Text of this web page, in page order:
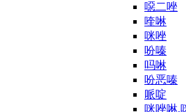
噁二唑
喹啉
咪唑
吩嗪
吗啉
吩恶嗪
哌啶
咪唑啉,